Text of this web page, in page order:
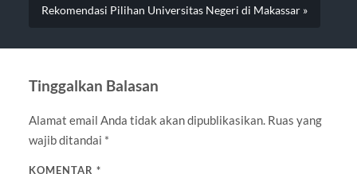
Rekomendasi Pilihan Universitas Negeri di Makassar »
Tinggalkan Balasan
Alamat email Anda tidak akan dipublikasikan. Ruas yang
wajib ditandai *
KOMENTAR *